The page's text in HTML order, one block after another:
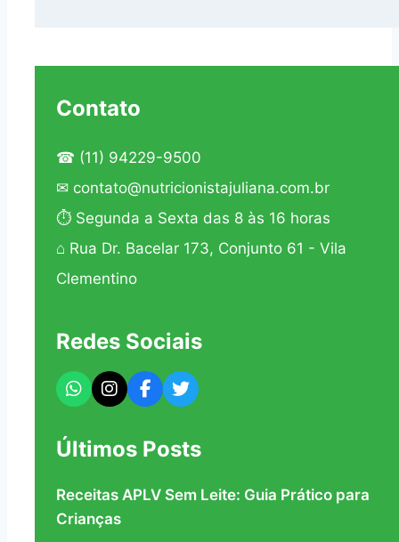
Contato
☎ (11) 94229-9500
✉ contato@nutricionistajuliana.com.br
⏱ Segunda a Sexta das 8 às 16 horas
⌂ Rua Dr. Bacelar 173, Conjunto 61 - Vila
Clementino
Redes Sociais
Últimos Posts
Receitas APLV Sem Leite: Guia Prático para
Crianças